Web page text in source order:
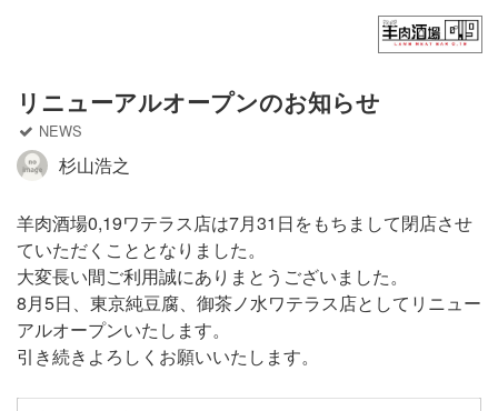
フード（ディナー）
ドリンク
御茶ノ水ワテラス店
お問い合わせ
リニューアルオープンのお知らせ
NEWS
杉山浩之
羊肉酒場0,19ワテラス店は7月31日をもちまして閉店させ
ていただくこととなりました。
大変長い間ご利用誠にありまとうございました。
8月5日、東京純豆腐、御茶ノ水ワテラス店としてリニュー
アルオープンいたします。
引き続きよろしくお願いいたします。